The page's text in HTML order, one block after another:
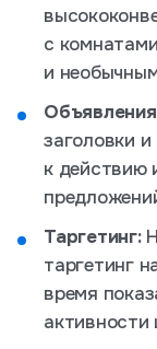
с
и
заголовки
к действию
Таргетинг:
таргетинг
время
активности